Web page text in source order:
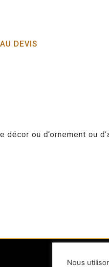
DEVIS
ou d’ornement ou
Nous